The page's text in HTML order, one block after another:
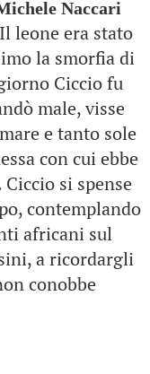
Naccari
leone era stato
la smorfia di
Ciccio fu
male, visse
e tanto sole
con cui ebbe
si spense
contemplando
africani sul
a ricordargli
conobbe